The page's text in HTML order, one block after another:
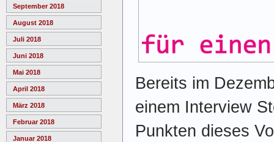
September 2018
August 2018
Juli 2018
Juni 2018
Mai 2018
April 2018
März 2018
Februar 2018
Januar 2018
Bereits im
einem Interview
Punkten dieses